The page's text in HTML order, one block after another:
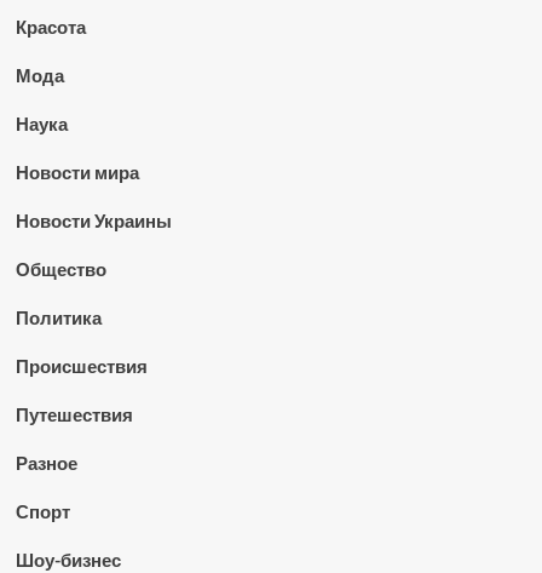
Красота
Мода
Наука
Новости мира
Новости Украины
Общество
Политика
Происшествия
Путешествия
Разное
Спорт
Шоу-бизнес